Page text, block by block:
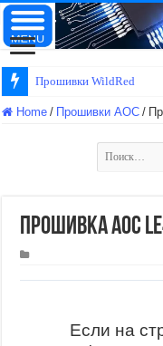
Прошивки WildRed
Home / Прошивки AOC /
Найти:
Прошивка AOC
Если на